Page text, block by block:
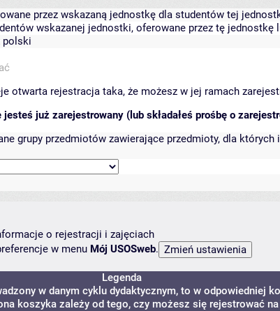
przez wskazaną jednostkę dla studentów tej
wskazanej jednostki, oferowane przez tę jednostkę
polski
otwarta rejestracja taka, że możesz w jej ramach
już zarejestrowany (lub składałeś prośbę o
grupy przedmiotów zawierające przedmioty, dla
o rejestracji i zajęciach
w menu Mój USOSweb.
Legenda
w danym cyklu dydaktycznym, to w odpowiedniej
koszyka zależy od tego, czy możesz się rejestrować